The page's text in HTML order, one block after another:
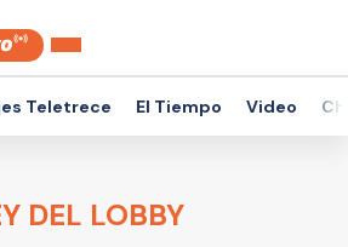
Teletrece El Tiempo Video
DEL LOBBY